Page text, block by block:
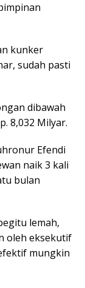
kunker
sudah pasti
dibawah
8,032 Milyar.
Efendi
naik 3 kali
bulan
lemah,
oleh eksekutif
mungkin